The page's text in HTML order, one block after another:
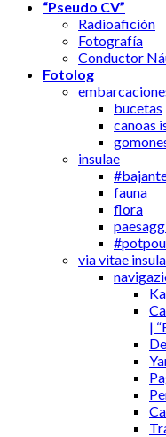
“Pseudo CV”
Radioafición
Fotografía
Conductor
Fotolog
bucetas
canoas
insulae
fauna
flora
via vitae
|